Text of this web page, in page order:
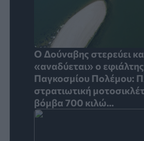
Ο Δούναβης στερεύει
«αναδύεται» ο
Παγκοσμίου Πολέμου:
στρατιωτική
βόμβα 700 κιλώ...